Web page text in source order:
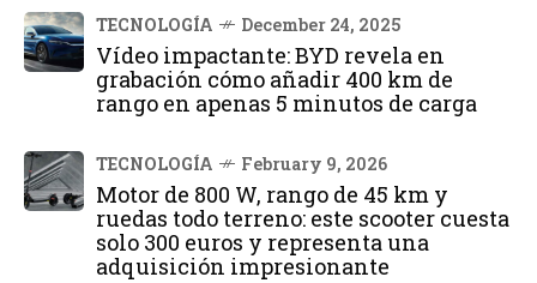
TECNOLOGÍA December 24, 2025
Vídeo impactante: BYD revela en
grabación cómo añadir 400 km de
rango en apenas 5 minutos de carga
TECNOLOGÍA February 9, 2026
Motor de 800 W, rango de 45 km y
ruedas todo terreno: este scooter cuesta
solo 300 euros y representa una
adquisición impresionante